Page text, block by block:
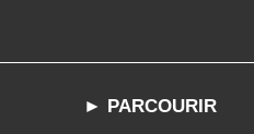
► PARCOURIR